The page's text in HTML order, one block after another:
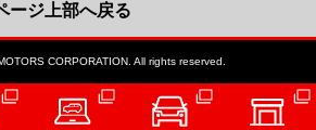
ージ上部へ戻る
CORPORATION. All rights reserved.